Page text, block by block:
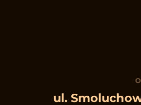
ul.